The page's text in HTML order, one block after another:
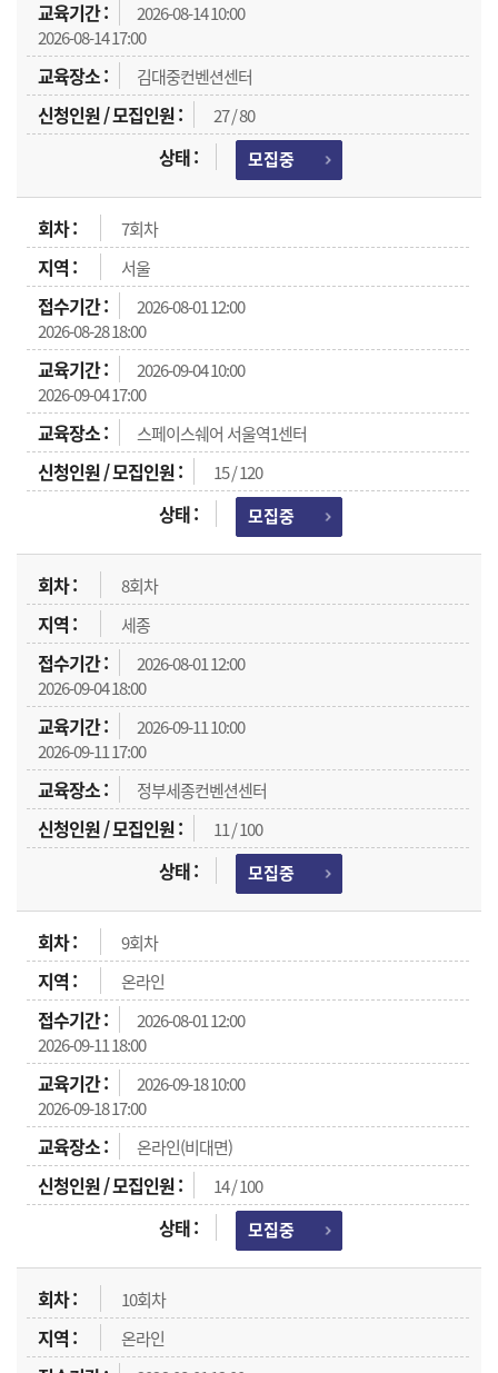
2026-08-14 10:00
2026-08-14 17:00
김대중컨벤션센터
27 / 80
모집중
7회차
서울
2026-08-01 12:00
2026-08-28 18:00
2026-09-04 10:00
2026-09-04 17:00
스페이스쉐어 서울역1센터
15 / 120
모집중
8회차
세종
2026-08-01 12:00
2026-09-04 18:00
2026-09-11 10:00
2026-09-11 17:00
정부세종컨벤션센터
11 / 100
모집중
9회차
온라인
2026-08-01 12:00
2026-09-11 18:00
2026-09-18 10:00
2026-09-18 17:00
온라인(비대면)
14 / 100
모집중
10회차
온라인